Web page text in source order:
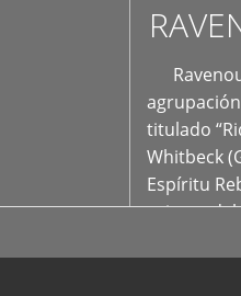
titulado
Whitbeck
Espíritu
oriente